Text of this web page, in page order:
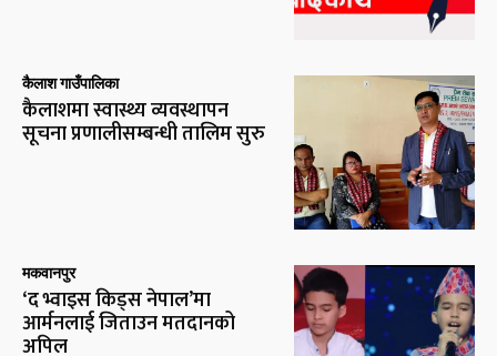
कैलाश गाउँपालिका
कैलाशमा स्वास्थ्य व्यवस्थापन
सूचना प्रणालीसम्बन्धी तालिम सुरु
मकवानपुर
‘द भ्वाइस किड्स नेपाल’मा
आर्मनलाई जिताउन मतदानको
अपिल